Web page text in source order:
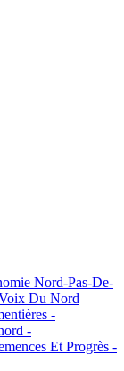
Nord-Pas-De-
Du Nord
-
-
Et Progrès -